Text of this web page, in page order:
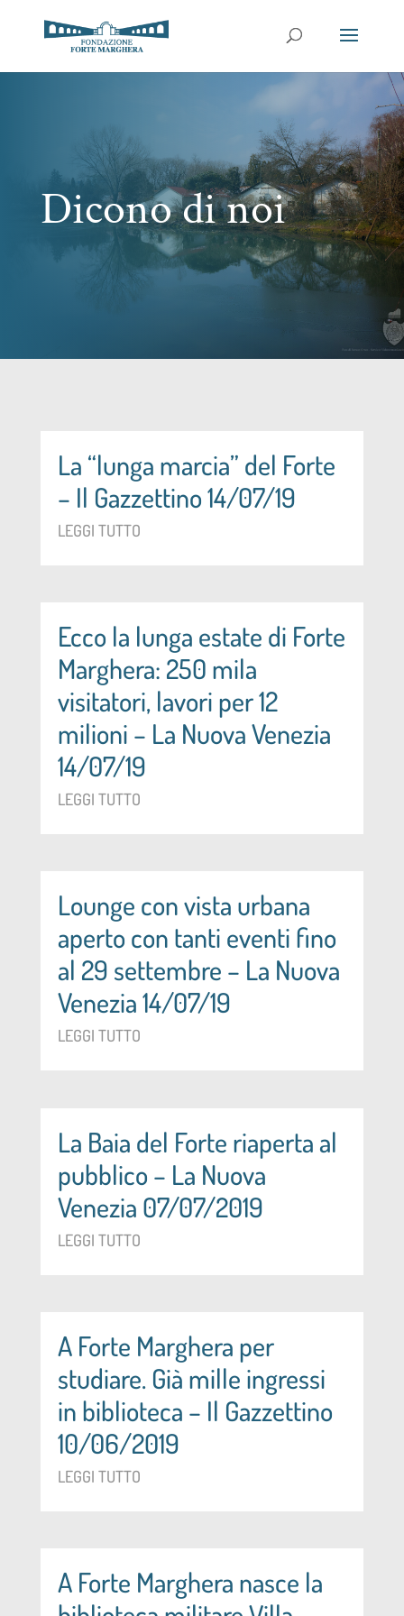
Dicono di noi
La “lunga marcia” del Forte
– Il Gazzettino 14/07/19
LEGGI TUTTO
Ecco la lunga estate di Forte
Marghera: 250 mila
visitatori, lavori per 12
milioni – La Nuova Venezia
14/07/19
LEGGI TUTTO
Lounge con vista urbana
aperto con tanti eventi fino
al 29 settembre – La Nuova
Venezia 14/07/19
LEGGI TUTTO
La Baia del Forte riaperta al
pubblico – La Nuova
Venezia 07/07/2019
LEGGI TUTTO
A Forte Marghera per
studiare. Già mille ingressi
in biblioteca – Il Gazzettino
10/06/2019
LEGGI TUTTO
A Forte Marghera nasce la